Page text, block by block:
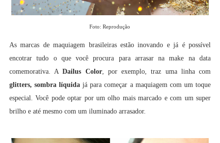
Foto: Reprodução
As marcas de maquiagem brasileiras estão inovando e já é possível
encotrar tudo o que você procura para arrasar na make na data
comemorativa. ADailus Color, por exemplo, traz uma linha com
glitters, sombra líquidajá para começar a maquiagem com um toque
especial. Você pode optar por um olho mais marcado e com um super
brilho e até mesmo com um iluminado arrasador.